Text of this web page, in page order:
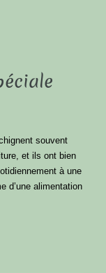
souvent
et ils ont bien
à une
d’une alimentation